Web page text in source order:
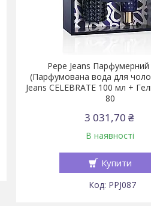
Pepe Jeans Парфумерний
(Парфумована вода для
Jeans CELEBRATE 100 мл +
80
3 031,70 ₴
В наявності
Купити
PPJ087